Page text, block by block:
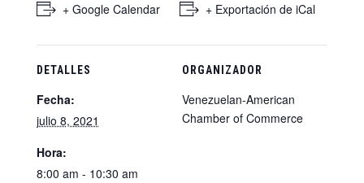
+ Google Calendar + Exportación de iCal
DETALLES
Fecha:
julio 8, 2021
Hora:
8:00 am - 10:30 am
ORGANIZADOR
Venezuelan-American
Chamber of Commerce